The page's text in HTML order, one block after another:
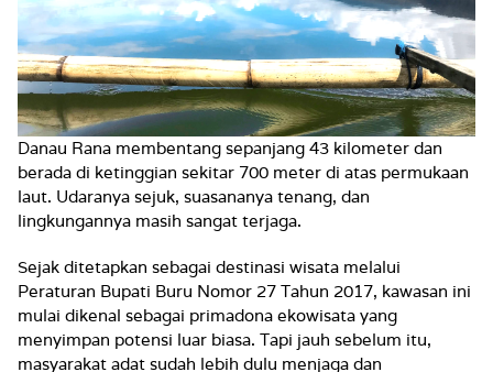
Danau Rana membentang sepanjang 43 kilometer dan
berada di ketinggian sekitar 700 meter di atas permukaan
laut. Udaranya sejuk, suasananya tenang, dan
lingkungannya masih sangat terjaga.
Sejak ditetapkan sebagai destinasi wisata melalui
Peraturan Bupati Buru Nomor 27 Tahun 2017, kawasan ini
mulai dikenal sebagai primadona ekowisata yang
menyimpan potensi luar biasa. Tapi jauh sebelum itu,
masyarakat adat sudah lebih dulu menjaga dan